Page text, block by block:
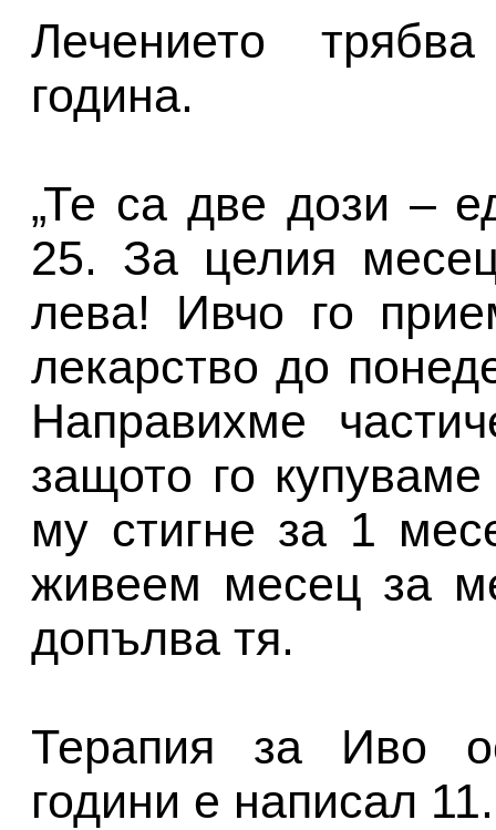
Лечението
година.
„Те са две дози –
25. За целия
лева! Ивчо го
лекарство до
Направихме
защото го
му стигне за 1
живеем месец за
допълва тя.
Терапия за Иво
години е написал 11.